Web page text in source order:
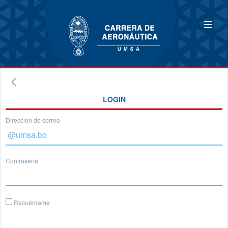
LOGIN
Dirección de correo
Contraseña
Recuérdame